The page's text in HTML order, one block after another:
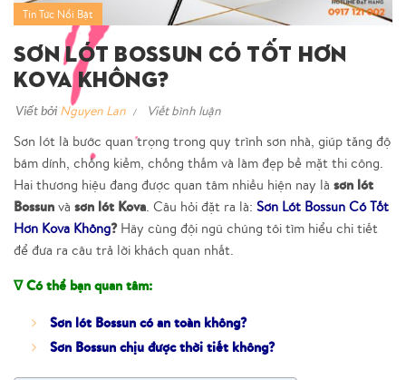
Tin Tức Nổi Bật
Sơn Lót Bossun Có Tốt Hơn
Kova Không?
Viết bởi Nguyen Lan Viết bình luận
Sơn lót là bước quan trọng trong quy trình sơn nhà, giúp tăng độ
bám dính, chống kiềm, chống thấm và làm đẹp bề mặt thi công.
Hai thương hiệu đang được quan tâm nhiều hiện nay là sơn lót
Bossun và sơn lót Kova. Câu hỏi đặt ra là: Sơn Lót Bossun Có Tốt
Hơn Kova Không?Hãy cùng đội ngũ chúng tôi tìm hiểu chi tiết
để đưa ra câu trả lời khách quan nhất.
∇ Có thể bạn quan tâm:
Sơn lót Bossun có an toàn không?
Sơn Bossun chịu được thời tiết không?